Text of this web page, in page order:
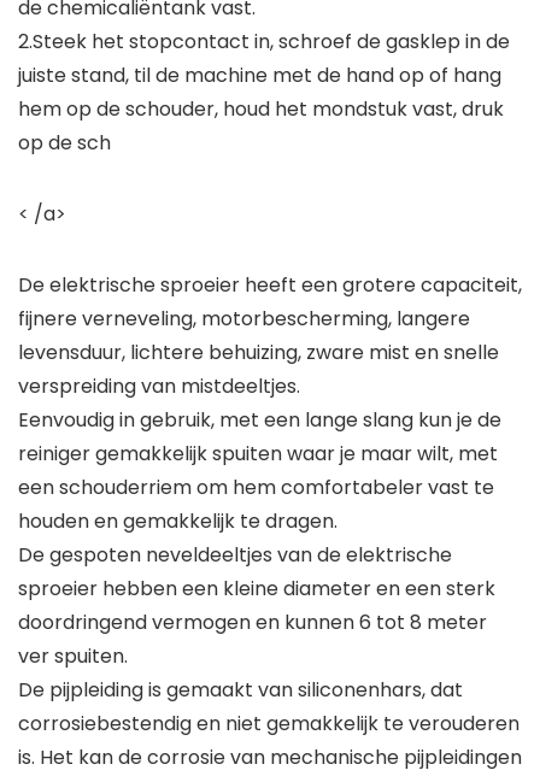
de chemicaliëntank vast.
2.Steek het stopcontact in, schroef de gasklep in de
juiste stand, til de machine met de hand op of hang
hem op de schouder, houd het mondstuk vast, druk
op de sch
< /a>
De elektrische sproeier heeft een grotere capaciteit,
fijnere verneveling, motorbescherming, langere
levensduur, lichtere behuizing, zware mist en snelle
verspreiding van mistdeeltjes.
Eenvoudig in gebruik, met een lange slang kun je de
reiniger gemakkelijk spuiten waar je maar wilt, met
een schouderriem om hem comfortabeler vast te
houden en gemakkelijk te dragen.
De gespoten neveldeeltjes van de elektrische
sproeier hebben een kleine diameter en een sterk
doordringend vermogen en kunnen 6 tot 8 meter
ver spuiten.
De pijpleiding is gemaakt van siliconenhars, dat
corrosiebestendig en niet gemakkelijk te verouderen
is. Het kan de corrosie van mechanische pijpleidingen